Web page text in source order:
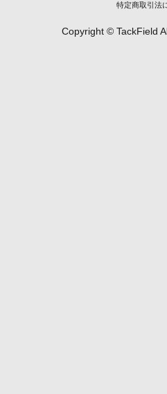
特定商取引法
Copyright © TackField